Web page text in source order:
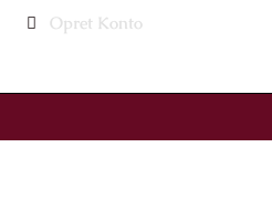
Opret Konto